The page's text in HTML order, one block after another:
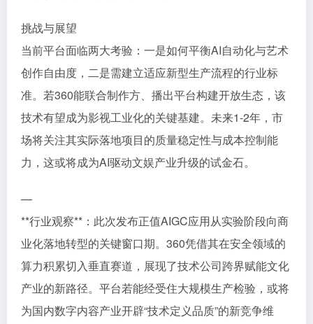
挑战与展望
当前平台面临两大考验：一是如何平衡AI自动化与艺术
创作自由度，二是需建立适应新型生产流程的行业标
准。若360能联合制作方、播出平台构建开放生态，该
技术有望成为影视工业化的关键基建。未来1-2年，市
场将关注其实际落地项目的质量稳定性与成本控制能
力，这或将成为AI驱动文娱产业升级的试金石。
—
**行业观察**：此次发布正值AIGC应用从实验阶段向商
业化落地转型的关键窗口期。360凭借其在安全领域的
算力积累切入垂直赛道，展现了技术公司跨界赋能文化
产业的新路径。平台若能经受住大规模生产检验，或将
为国内数字内容产业开辟“技术定义品质”的新竞争维